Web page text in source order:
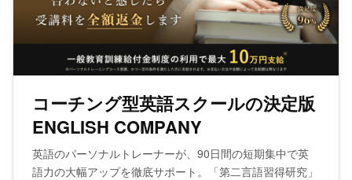
コーチング型英語スクールの決定版
ENGLISH COMPANY
英語のパーソナルトレーナーが、90日間の短期集中で英
語力の大幅アップを徹底サポート。「第二言語習得研究」